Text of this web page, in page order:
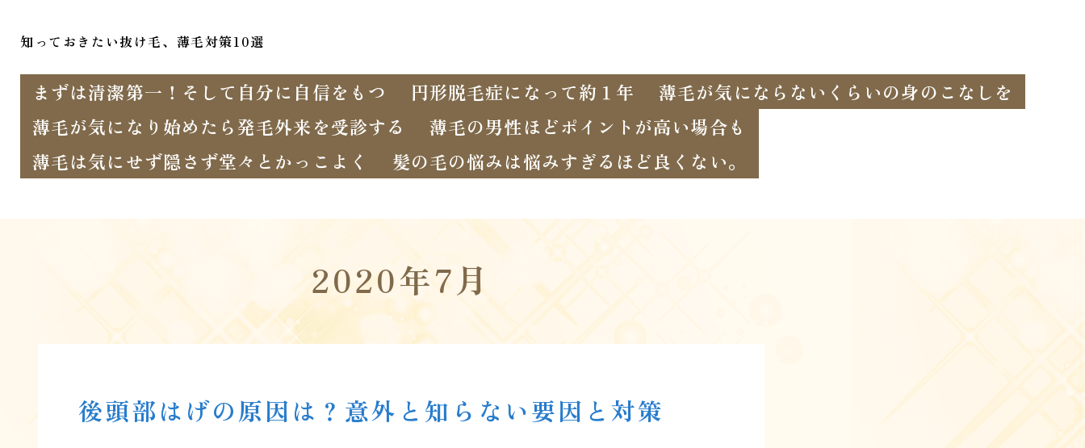
知っておきたい抜け毛、薄毛対策10選
まずは清潔第一！そして自分に自信をもつ 円形脱毛症になって約１年
薄毛が気にならないくらいの身のこなしを
薄毛が気になり始めたら発毛外来を受診する
薄毛の男性ほどポイントが高い場合も
薄毛は気にせず隠さず堂々とかっこよく
髪の毛の悩みは悩みすぎるほど良くない。
2020年7月
後頭部はげの原因は？意外と知らない要因と対策